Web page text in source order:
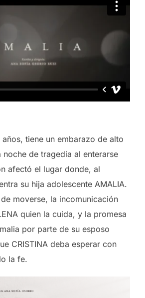
años, tiene un embarazo de alto
noche de tragedia al enterarse
afectó el lugar donde, al
su hija adolescente AMALIA.
moverse, la incomunicación
quien la cuida, y la promesa
por parte de su esposo
CRISTINA deba esperar con
la fe.